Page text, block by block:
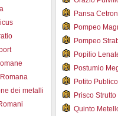
dei metalli
Pansa
Pompeo
Pompeo
Popilio
Postumio
Potito
Prisco Strutto
Quinto